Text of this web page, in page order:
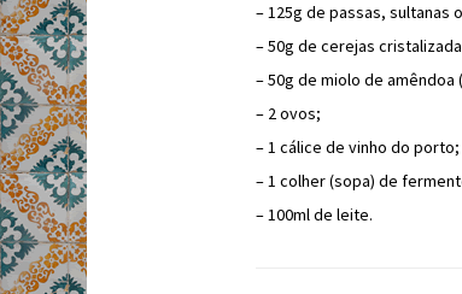
– 125g de passas, sultanas
– 50g de cerejas
– 50g de miolo de amêndoa
– 2 ovos;
– 1 cálice de vinho do porto;
– 1 colher (sopa) de
– 100ml de leite.